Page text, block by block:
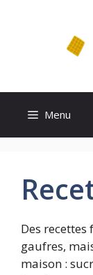
Menu
Des
gaufres,
maison :